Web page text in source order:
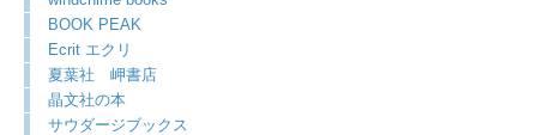
BOOK PEAK
Ecrit エクリ
夏葉社 岬書店
晶文社の本
サウダージブックス